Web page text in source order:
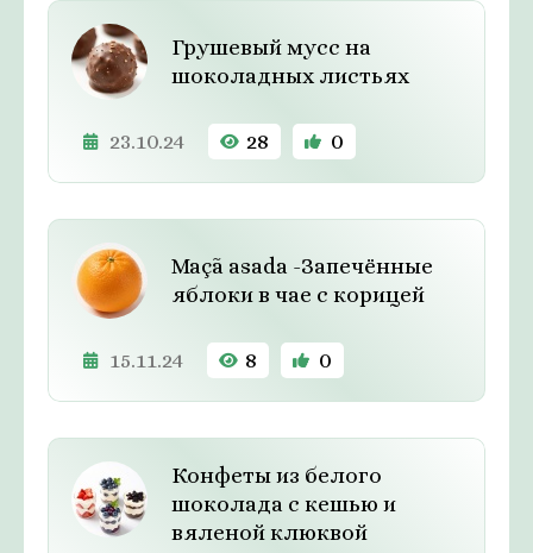
Грушевый мусс на
шоколадных листьях
23.10.24 28 0
Maçã asada -Запечённые
яблоки в чае с корицей
15.11.24 8 0
Конфеты из белого
шоколада с кешью и
вяленой клюквой